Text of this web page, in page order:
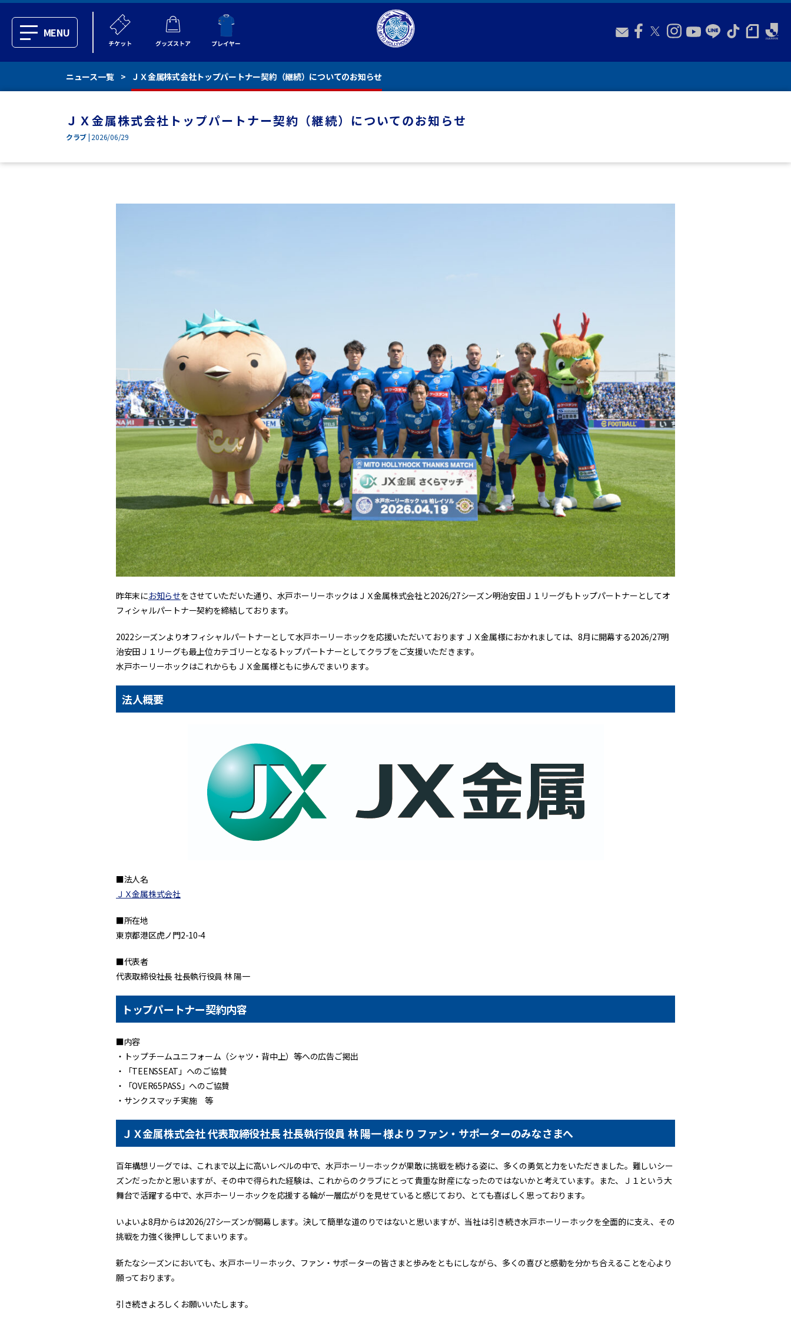
MENU
ニュース一覧 ＪＸ金属株式会社トップパートナー契約（継続）についてのお知らせ
ＪＸ金属株式会社トップパートナー契約（継続）についてのお知らせ
クラブ| 2026/06/29
昨年末にお知らせをさせていただいた通り、水戸ホーリーホックはＪＸ金属株式会社と2026/27シーズン明治安田Ｊ１リーグもトップパートナーとしてオ
フィシャルパートナー契約を締結しております。
2022シーズンよりオフィシャルパートナーとして水戸ホーリーホックを応援いただいておりますＪＸ金属様におかれましては、8月に開幕する2026/27明
治安田Ｊ１リーグも最上位カテゴリーとなるトップパートナーとしてクラブをご支援いただきます。
水戸ホーリーホックはこれからもＪＸ金属様ともに歩んでまいります。
法人概要
■法人名
ＪＸ金属株式会社
■所在地
東京都港区虎ノ門2-10-4
■代表者
代表取締役社長 社長執行役員 林 陽一
トップパートナー契約内容
■内容
・トップチームユニフォーム（シャツ・背中上）等への広告ご掲出
・「TEENSSEAT」へのご協賛
・「OVER65PASS」へのご協賛
・サンクスマッチ実施 等
ＪＸ金属株式会社 代表取締役社長 社長執行役員 林 陽一 様より ファン・サポーターのみなさまへ
百年構想リーグでは、これまで以上に高いレベルの中で、水戸ホーリーホックが果敢に挑戦を続ける姿に、多くの勇気と力をいただきました。難しいシー
ズンだったかと思いますが、その中で得られた経験は、これからのクラブにとって貴重な財産になったのではないかと考えています。また、Ｊ１という大
舞台で活躍する中で、水戸ホーリーホックを応援する輪が一層広がりを見せていると感じており、とても喜ばしく思っております。
いよいよ8月からは2026/27シーズンが開幕します。決して簡単な道のりではないと思いますが、当社は引き続き水戸ホーリーホックを全面的に支え、その
挑戦を力強く後押ししてまいります。
新たなシーズンにおいても、水戸ホーリーホック、ファン・サポーターの皆さまと歩みをともにしながら、多くの喜びと感動を分かち合えることを心より
願っております。
引き続きよろしくお願いいたします。